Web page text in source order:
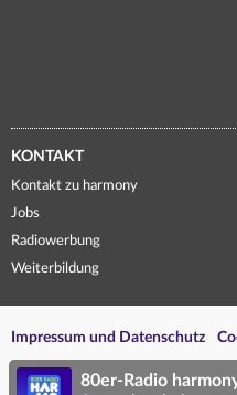
KONTAKT
Kontakt zu harmony
Jobs
Radiowerbung
Weiterbildung
Impressum und Datenschutz
80er-Radio